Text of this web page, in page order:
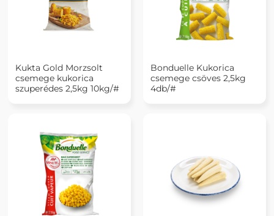
Kukta Gold Morzsolt
csemege kukorica
szuperédes 2,5kg 10kg/#
Bonduelle Kukorica
csemege csöves 2,5kg
4db/#